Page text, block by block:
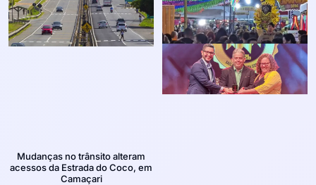
Mudanças no trânsito alteram
acessos da Estrada do Coco, em
Camaçari